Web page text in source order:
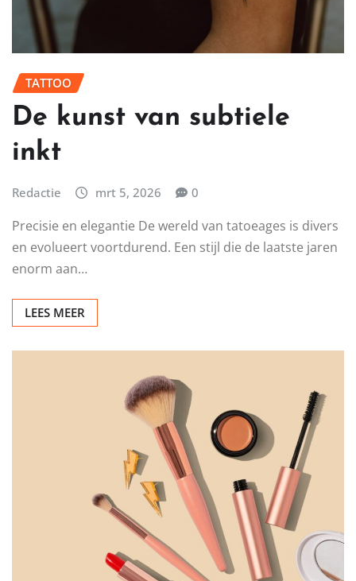
TATTOO
De kunst van subtiele
inkt
Redactie mrt 5, 2026 0
Precisie en elegantie De wereld van tatoeages is divers
en evolueert voortdurend. Een stijl die de laatste jaren
enorm aan…
LEES MEER